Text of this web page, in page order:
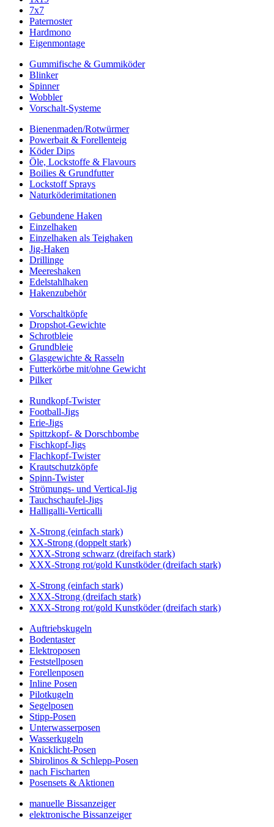
7x7
Paternoster
Hardmono
Eigenmontage
Gummifische & Gummiköder
Blinker
Spinner
Wobbler
Vorschalt-Systeme
Bienenmaden/Rotwürmer
Powerbait & Forellenteig
Köder Dips
Öle, Lockstoffe & Flavours
Boilies & Grundfutter
Lockstoff Sprays
Naturköderimitationen
Gebundene Haken
Einzelhaken
Einzelhaken als Teighaken
Jig-Haken
Drillinge
Meereshaken
Edelstahlhaken
Hakenzubehör
Vorschaltköpfe
Dropshot-Gewichte
Schrotbleie
Grundbleie
Glasgewichte & Rasseln
Futterkörbe mit/ohne Gewicht
Pilker
Rundkopf-Twister
Football-Jigs
Erie-Jigs
Spittzkopf- & Dorschbombe
Fischkopf-Jigs
Flachkopf-Twister
Krautschutzköpfe
Spinn-Twister
Strömungs- und Vertical-Jig
Tauchschaufel-Jigs
Halligalli-Verticalli
X-Strong (einfach stark)
XX-Strong (doppelt stark)
XXX-Strong schwarz (dreifach stark)
XXX-Strong rot/gold Kunstköder (dreifach stark)
X-Strong (einfach stark)
XXX-Strong (dreifach stark)
XXX-Strong rot/gold Kunstköder (dreifach stark)
Auftriebskugeln
Bodentaster
Elektroposen
Feststellposen
Forellenposen
Inline Posen
Pilotkugeln
Segelposen
Stipp-Posen
Unterwasserposen
Wasserkugeln
Knicklicht-Posen
Sbirolinos & Schlepp-Posen
nach Fischarten
Posensets & Aktionen
manuelle Bissanzeiger
elektronische Bissanzeiger